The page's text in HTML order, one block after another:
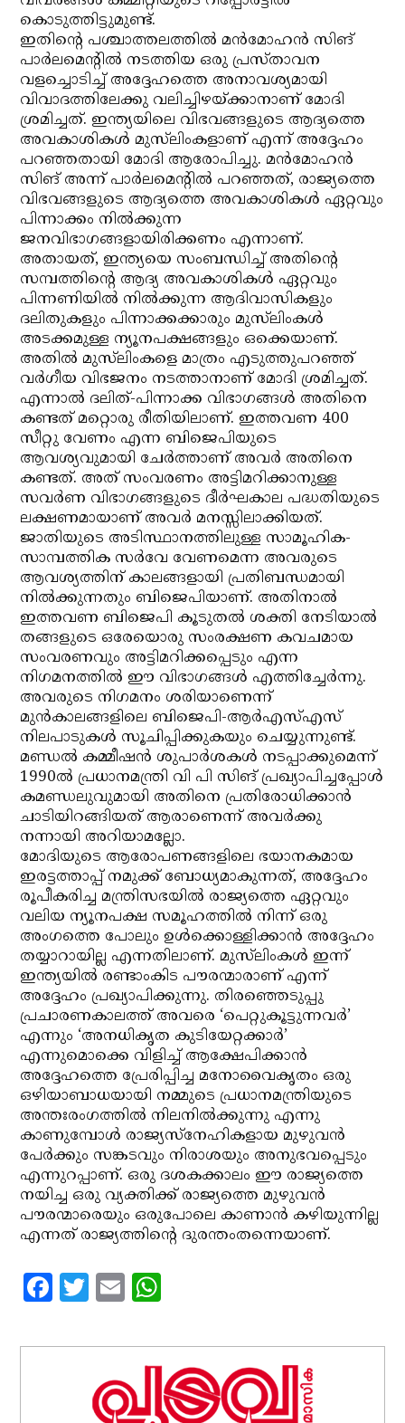
കൊടുത്തിട്ടുമുണ്ട്.
ഇതിന്റെ പശ്ചാത്തലത്തില്‍ മന്‍മോഹന്‍ സിങ്
പാര്‍ലമെന്റില്‍ നടത്തിയ ഒരു പ്രസ്താവന
വളച്ചൊടിച്ച് അദ്ദേഹത്തെ അനാവശ്യമായി
വിവാദത്തിലേക്കു വലിച്ചിഴയ്ക്കാനാണ് മോദി
ശ്രമിച്ചത്. ഇന്ത്യയിലെ വിഭവങ്ങളുടെ ആദ്യത്തെ
അവകാശികള്‍ മുസ്‌ലിംകളാണ് എന്ന് അദ്ദേഹം
പറഞ്ഞതായി മോദി ആരോപിച്ചു. മന്‍മോഹന്‍
സിങ് അന്ന് പാര്‍ലമെന്റില്‍ പറഞ്ഞത്, രാജ്യത്തെ
വിഭവങ്ങളുടെ ആദ്യത്തെ അവകാശികള്‍ ഏറ്റവും
പിന്നാക്കം നില്‍ക്കുന്ന
ജനവിഭാഗങ്ങളായിരിക്കണം എന്നാണ്.
അതായത്, ഇന്ത്യയെ സംബന്ധിച്ച് അതിന്റെ
സമ്പത്തിന്റെ ആദ്യ അവകാശികള്‍ ഏറ്റവും
പിന്നണിയില്‍ നില്‍ക്കുന്ന ആദിവാസികളും
ദലിതുകളും പിന്നാക്കക്കാരും മുസ്‌ലിംകള്‍
അടക്കമുള്ള ന്യൂനപക്ഷങ്ങളും ഒക്കെയാണ്.
അതില്‍ മുസ്‌ലിംകളെ മാത്രം എടുത്തുപറഞ്ഞ്
വര്‍ഗീയ വിഭജനം നടത്താനാണ് മോദി ശ്രമിച്ചത്.
എന്നാല്‍ ദലിത്-പിന്നാക്ക വിഭാഗങ്ങള്‍ അതിനെ
കണ്ടത് മറ്റൊരു രീതിയിലാണ്. ഇത്തവണ 400
സീറ്റു വേണം എന്ന ബിജെപിയുടെ
ആവശ്യവുമായി ചേര്‍ത്താണ് അവര്‍ അതിനെ
കണ്ടത്. അത് സംവരണം അട്ടിമറിക്കാനുള്ള
സവര്‍ണ വിഭാഗങ്ങളുടെ ദീര്‍ഘകാല പദ്ധതിയുടെ
ലക്ഷണമായാണ് അവര്‍ മനസ്സിലാക്കിയത്.
ജാതിയുടെ അടിസ്ഥാനത്തിലുള്ള സാമൂഹിക-
സാമ്പത്തിക സര്‍വേ വേണമെന്ന അവരുടെ
ആവശ്യത്തിന് കാലങ്ങളായി പ്രതിബന്ധമായി
നില്‍ക്കുന്നതും ബിജെപിയാണ്. അതിനാല്‍
ഇത്തവണ ബിജെപി കൂടുതല്‍ ശക്തി നേടിയാല്‍
തങ്ങളുടെ ഒരേയൊരു സംരക്ഷണ കവചമായ
സംവരണവും അട്ടിമറിക്കപ്പെടും എന്ന
നിഗമനത്തില്‍ ഈ വിഭാഗങ്ങള്‍ എത്തിച്ചേര്‍ന്നു.
അവരുടെ നിഗമനം ശരിയാണെന്ന്
മുന്‍കാലങ്ങളിലെ ബിജെപി-ആര്‍എസ്എസ്
നിലപാടുകള്‍ സൂചിപ്പിക്കുകയും ചെയ്യുന്നുണ്ട്.
മണ്ഡല്‍ കമ്മീഷന്‍ ശുപാര്‍ശകള്‍ നടപ്പാക്കുമെന്ന്
1990ല്‍ പ്രധാനമന്ത്രി വി പി സിങ് പ്രഖ്യാപിച്ചപ്പോള്‍
കമണ്ഡലുവുമായി അതിനെ പ്രതിരോധിക്കാന്‍
ചാടിയിറങ്ങിയത് ആരാണെന്ന് അവര്‍ക്കു
നന്നായി അറിയാമല്ലോ.
മോദിയുടെ ആരോപണങ്ങളിലെ ഭയാനകമായ
ഇരട്ടത്താപ്പ് നമുക്ക് ബോധ്യമാകുന്നത്, അദ്ദേഹം
രൂപീകരിച്ച മന്ത്രിസഭയില്‍ രാജ്യത്തെ ഏറ്റവും
വലിയ ന്യൂനപക്ഷ സമൂഹത്തില്‍ നിന്ന് ഒരു
അംഗത്തെ പോലും ഉള്‍ക്കൊള്ളിക്കാന്‍ അദ്ദേഹം
തയ്യാറായില്ല എന്നതിലാണ്. മുസ്‌ലിംകള്‍ ഇന്ന്
ഇന്ത്യയില്‍ രണ്ടാംകിട പൗരന്മാരാണ് എന്ന്
അദ്ദേഹം പ്രഖ്യാപിക്കുന്നു. തിരഞ്ഞെടുപ്പു
പ്രചാരണകാലത്ത് അവരെ ‘പെറ്റുകൂട്ടുന്നവര്‍’
എന്നും ‘അനധികൃത കുടിയേറ്റക്കാര്‍’
എന്നുമൊക്കെ വിളിച്ച് ആക്ഷേപിക്കാന്‍
അദ്ദേഹത്തെ പ്രേരിപ്പിച്ച മനോവൈകൃതം ഒരു
ഒഴിയാബാധയായി നമ്മുടെ പ്രധാനമന്ത്രിയുടെ
അന്തഃരംഗത്തില്‍ നിലനില്‍ക്കുന്നു എന്നു
കാണുമ്പോള്‍ രാജ്യസ്‌നേഹികളായ മുഴുവന്‍
പേര്‍ക്കും സങ്കടവും നിരാശയും അനുഭവപ്പെടും
എന്നുറപ്പാണ്. ഒരു ദശകക്കാലം ഈ രാജ്യത്തെ
നയിച്ച ഒരു വ്യക്തിക്ക് രാജ്യത്തെ മുഴുവന്‍
പൗരന്മാരെയും ഒരുപോലെ കാണാന്‍ കഴിയുന്നില്ല
എന്നത് രാജ്യത്തിന്റെ ദുരന്തംതന്നെയാണ്.
Facebook
Twitter
Email